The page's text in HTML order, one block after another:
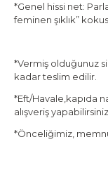
*Genel hissi net:
feminen şıklık”
*Vermiş olduğunuz
kadar teslim edilir.
*Eft/Havale,kapıda
alışveriş
*Önceliğimiz,